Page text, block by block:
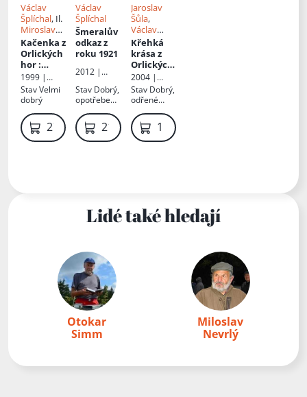
Václav
Šplíchal, Il.
Miroslav
Vomáčka
Kačenka z
Orlických
hor:
pohádky
pro děti i
dospělé
1999 |
Václav
Šplíchal
vlastním
nákladem
autor, ve
spolupráci
Deštném v
StavVelmi
dobrý
279 Kč
Václav
Šplíchal
Šmeralův
odkaz z
roku 1921
2012 |
tiskárna
Pelhřimov
Stav Dobrý,
opotřebená
219 Kč
Jaroslav
Šůla,
Václav
Šplíchal
Křehká
krása z
Orlických
hor: sklo,
sklárny a
skláři
hor a
Podorlick
a
2004 |
Regia
Stav Dobrý,
odřené
desek
1 199 Kč
Lidé také hledají
Otokar
Simm
Miloslav
Nevrlý